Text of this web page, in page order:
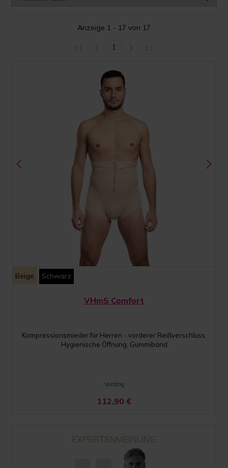
Anzeige 1 - 17 von 17
1
Beige Schwarz
VHmS Comfort
Kompressionsmieder für Herren - vorderer Reißverschluss,
Hygienische Öffnung, Gummiband
Vorrätig
112,90 €